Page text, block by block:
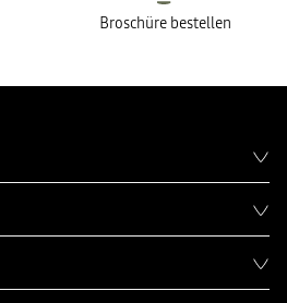
Broschüre bestellen